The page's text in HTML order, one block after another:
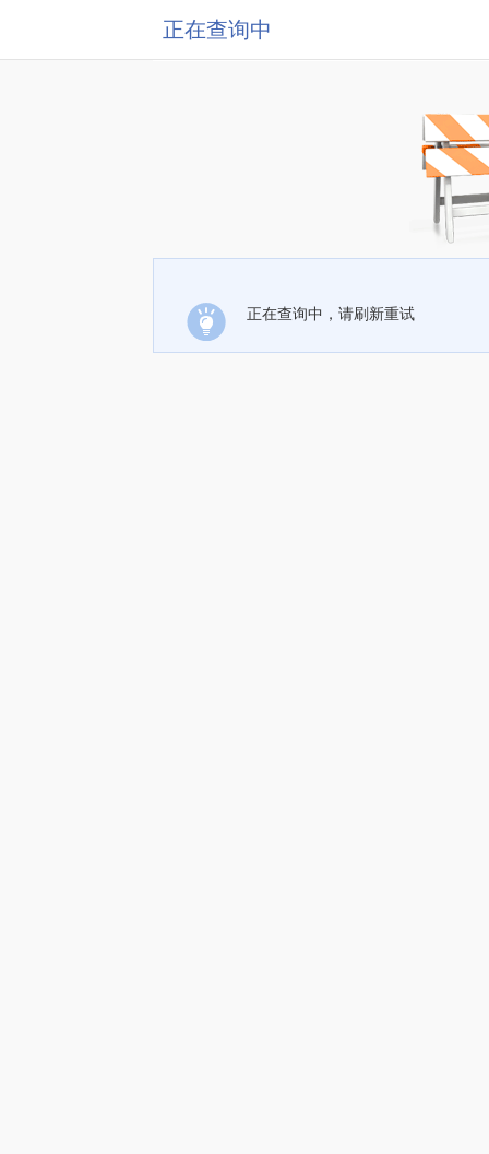
正在查询中
正在查询中，请刷新重试